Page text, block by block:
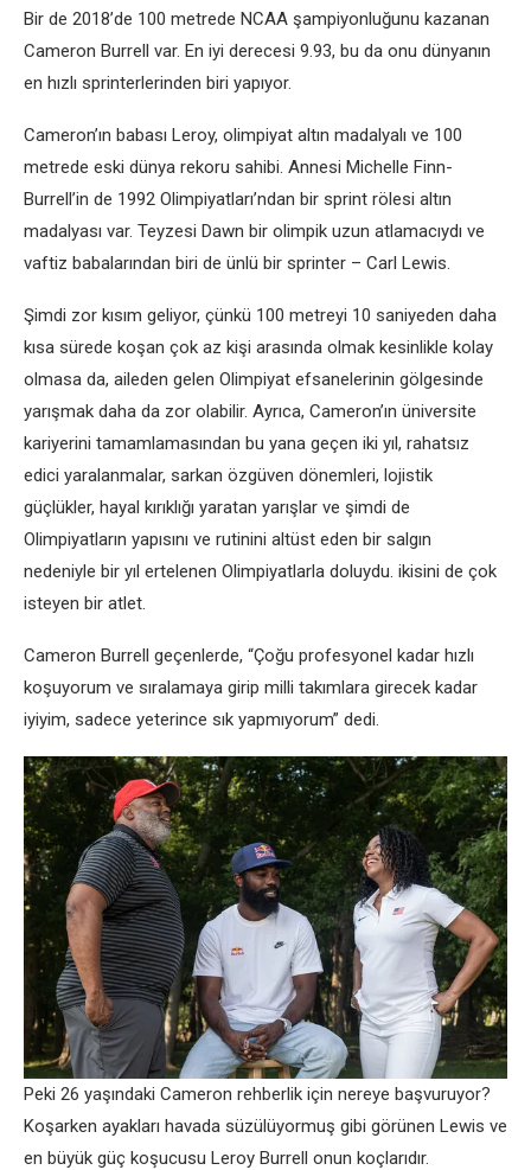
Bir de 2018’de 100 metrede NCAA şampiyonluğunu kazanan
Cameron Burrell var. En iyi derecesi 9.93, bu da onu dünyanın
en hızlı sprinterlerinden biri yapıyor.
Cameron’ın babası Leroy, olimpiyat altın madalyalı ve 100
metrede eski dünya rekoru sahibi. Annesi Michelle Finn-
Burrell’in de 1992 Olimpiyatları’ndan bir sprint rölesi altın
madalyası var. Teyzesi Dawn bir olimpik uzun atlamacıydı ve
vaftiz babalarından biri de ünlü bir sprinter – Carl Lewis.
Şimdi zor kısım geliyor, çünkü 100 metreyi 10 saniyeden daha
kısa sürede koşan çok az kişi arasında olmak kesinlikle kolay
olmasa da, aileden gelen Olimpiyat efsanelerinin gölgesinde
yarışmak daha da zor olabilir. Ayrıca, Cameron’ın üniversite
kariyerini tamamlamasından bu yana geçen iki yıl, rahatsız
edici yaralanmalar, sarkan özgüven dönemleri, lojistik
güçlükler, hayal kırıklığı yaratan yarışlar ve şimdi de
Olimpiyatların yapısını ve rutinini altüst eden bir salgın
nedeniyle bir yıl ertelenen Olimpiyatlarla doluydu. ikisini de çok
isteyen bir atlet.
Cameron Burrell geçenlerde, “Çoğu profesyonel kadar hızlı
koşuyorum ve sıralamaya girip milli takımlara girecek kadar
iyiyim, sadece yeterince sık yapmıyorum” dedi.
Peki 26 yaşındaki Cameron rehberlik için nereye başvuruyor?
Koşarken ayakları havada süzülüyormuş gibi görünen Lewis ve
en büyük güç koşucusu Leroy Burrell onun koçlarıdır.